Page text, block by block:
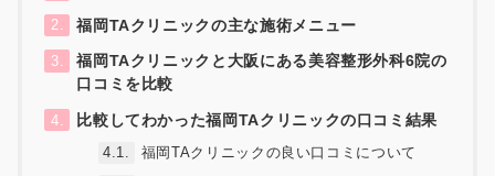
2. 福岡TAクリニックの主な施術メニュー
3.
福岡TAクリニックと大阪にある美容整形外科6院の
口コミを比較
4. 比較してわかった福岡TAクリニックの口コミ結果
4.1. 福岡TAクリニックの良い口コミについて